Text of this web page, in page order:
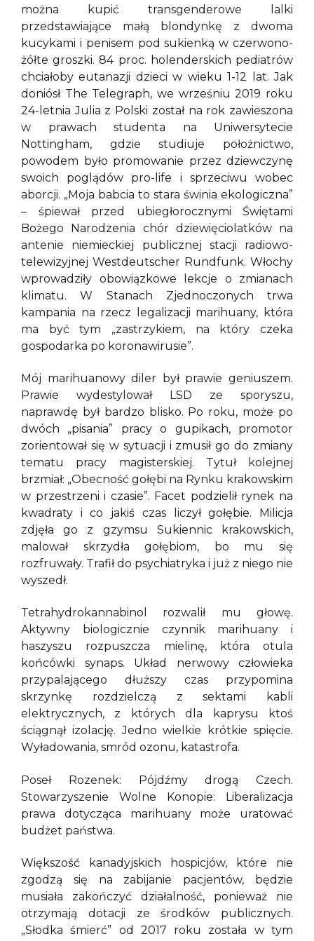
można kupić transgenderowe lalki
przedstawiające małą blondynkę z dwoma
kucykami i penisem pod sukienką w czerwono-
żółte groszki. 84 proc. holenderskich pediatrów
chciałoby eutanazji dzieci w wieku 1-12 lat. Jak
doniósł The Telegraph, we wrześniu 2019 roku
24-letnia Julia z Polski został na rok zawieszona
w prawach studenta na Uniwersytecie
Nottingham, gdzie studiuje położnictwo,
powodem było promowanie przez dziewczynę
swoich poglądów pro-life i sprzeciwu wobec
aborcji. „Moja babcia to stara świnia ekologiczna”
– śpiewał przed ubiegłorocznymi Świętami
Bożego Narodzenia chór dziewięciolatków na
antenie niemieckiej publicznej stacji radiowo-
telewizyjnej Westdeutscher Rundfunk. Włochy
wprowadziły obowiązkowe lekcje o zmianach
klimatu. W Stanach Zjednoczonych trwa
kampania na rzecz legalizacji marihuany, która
ma być tym „zastrzykiem, na który czeka
gospodarka po koronawirusie”.
Mój marihuanowy diler był prawie geniuszem.
Prawie wydestylował LSD ze sporyszu,
naprawdę był bardzo blisko. Po roku, może po
dwóch „pisania” pracy o gupikach, promotor
zorientował się w sytuacji i zmusił go do zmiany
tematu pracy magisterskiej. Tytuł kolejnej
brzmiał: „Obecność gołębi na Rynku krakowskim
w przestrzeni i czasie”. Facet podzielił rynek na
kwadraty i co jakiś czas liczył gołębie. Milicja
zdjęła go z gzymsu Sukiennic krakowskich,
malował skrzydła gołębiom, bo mu się
rozfruwały. Trafił do psychiatryka i już z niego nie
wyszedł.
Tetrahydrokannabinol rozwalił mu głowę.
Aktywny biologicznie czynnik marihuany i
haszyszu rozpuszcza mielinę, która otula
końcówki synaps. Układ nerwowy człowieka
przypalającego dłuższy czas przypomina
skrzynkę rozdzielczą z sektami kabli
elektrycznych, z których dla kaprysu ktoś
ściągnął izolację. Jedno wielkie krótkie spięcie.
Wyładowania, smród ozonu, katastrofa.
Poseł Rozenek: Pójdźmy drogą Czech.
Stowarzyszenie Wolne Konopie: Liberalizacja
prawa dotycząca marihuany może uratować
budżet państwa.
Większość kanadyjskich hospicjów, które nie
zgodzą się na zabijanie pacjentów, będzie
musiała zakończyć działalność, ponieważ nie
otrzymają dotacji ze środków publicznych.
„Słodka śmierć” od 2017 roku została w tym